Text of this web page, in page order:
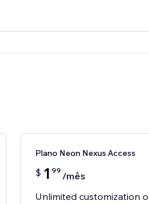
Plano Neon Nexus Access
$ 1 99 /mês
Unlimited customization